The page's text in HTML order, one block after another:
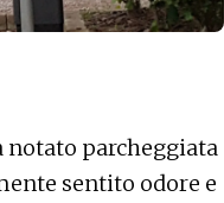
notato parcheggiata
sentito odore e